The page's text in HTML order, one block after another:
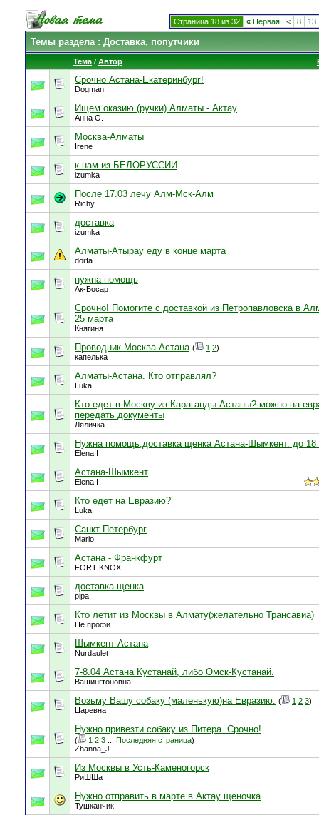
Страница 18 из 32 « Первая < 8 13
Темы раздела: Доставка, попутчики
Тема / Автор
Срочно Астана-Екатеринбург!
Dogman
Ищем оказию (ручки) Алматы - Актау
Анна О.
Москва-Алматы
Irene
к нам из БЕЛОРУССИИ
izumka
После 17.03 лечу Алм-Мск-Алм
Richy
доставка
izumka
Алматы-Атырау еду в конце марта
dorfa
нужна помощь
Ак-Босар
Срочно! Помогите с доставкой из Петропавловска в
25 марта
Княгиня
Проводник Москва-Астана ( 1 2)
капелька
Алматы-Астана. Кто отправлял?
Luka
Кто едет в Москву из Караганды-Астаны? можно на
передать документы
Ляличка
Нужна помощь,доставка щенка Астана-Шымкент. до 18
Elena I
Астана-Шымкент
Elena I
Кто едет на Евразию?
Luka
Cанкт-Петербург
Mario
Астана - Франкфурт
FORT KNOX
доставка щенка
pipa
Кто летит из Москвы в Алмату(желательно Трансавиа)
Не профи
Шымкент-Астана
Nurdaulet
7-8.04 Астана Кустанай, либо Омск-Кустанай.
Вашингтоновна
Возьму Вашу собаку (маленькую)на Евразию. ( 1 2 3)
Царевна
Нужно привезти собаку из Питера. Срочно!
( 1 2 3 Последняя страница)
Zhanna_J
Из Москвы в Усть-Каменогорск
РиШШа
Нужно отправить в марте в Актау щеночка
Тушканчик